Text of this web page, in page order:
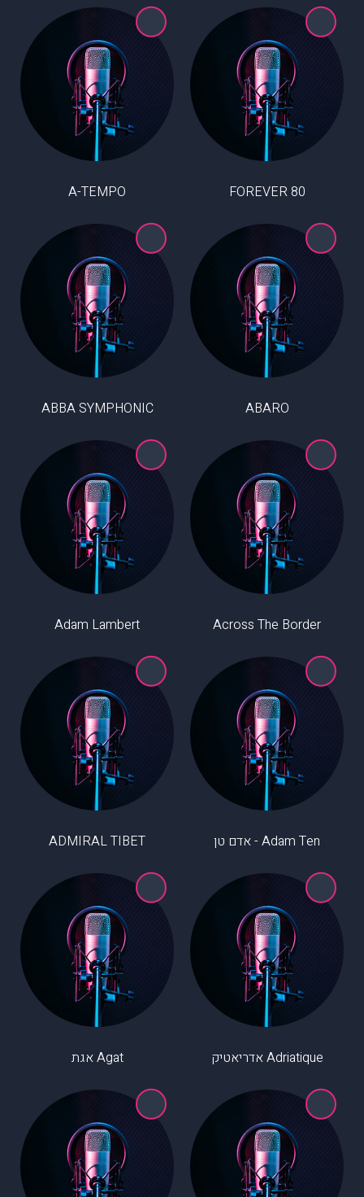
80 FOREVER
A-TEMPO
ABARO
ABBA SYMPHONIC
Across The Border
Adam Lambert
Adam Ten - אדם טן ADMIRAL TIBET
Adriatique אדריאטיק Agat אגת